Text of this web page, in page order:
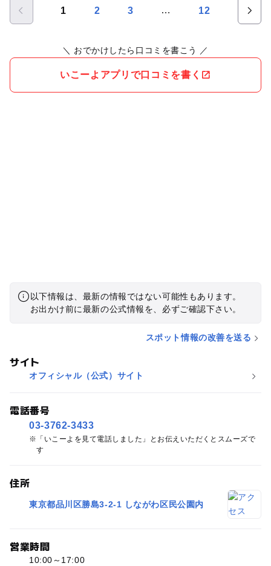
1 2 3 … 12
＼ おでかけしたら口コミを書こう ／
いこーよアプリで口コミを書く
以下情報は、最新の情報ではない可能性もあります。
お出かけ前に最新の公式情報を、必ずご確認下さい。
スポット情報の改善を送る
サイト
オフィシャル（公式）サイト
電話番号
03-3762-3433
「いこーよを見て電話しました」とお伝えいただくとスムーズで
す
住所
東京都品川区勝島3-2-1 しながわ区民公園内
営業時間
10:00～17:00